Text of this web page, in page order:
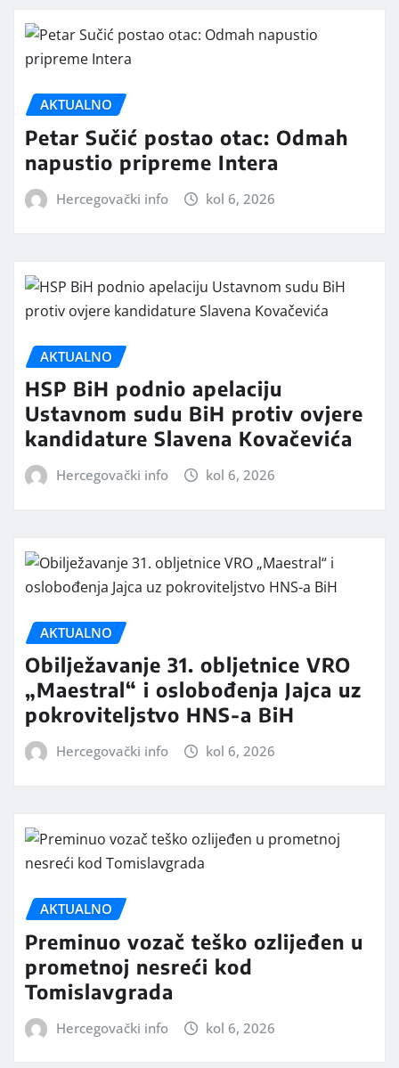
AKTUALNO
Petar Sučić postao otac: Odmah
napustio pripreme Intera
Hercegovački info kol 6, 2026
AKTUALNO
HSP BiH podnio apelaciju
Ustavnom sudu BiH protiv ovjere
kandidature Slavena Kovačevića
Hercegovački info kol 6, 2026
AKTUALNO
Obilježavanje 31. obljetnice VRO
„Maestral“ i oslobođenja Jajca uz
pokroviteljstvo HNS-a BiH
Hercegovački info kol 6, 2026
AKTUALNO
Preminuo vozač teško ozlijeđen u
prometnoj nesreći kod
Tomislavgrada
Hercegovački info kol 6, 2026